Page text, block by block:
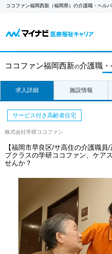
ココファン福岡西新（福岡県）の介護職・ヘル
ココファン福岡西新の介護職
求人詳細 施設情報
サービス付き高齢者住宅
株式会社学研ココファン
【福岡市早良区/サ高住の介護職
プクラスの学研ココファン、ケア
せんか？